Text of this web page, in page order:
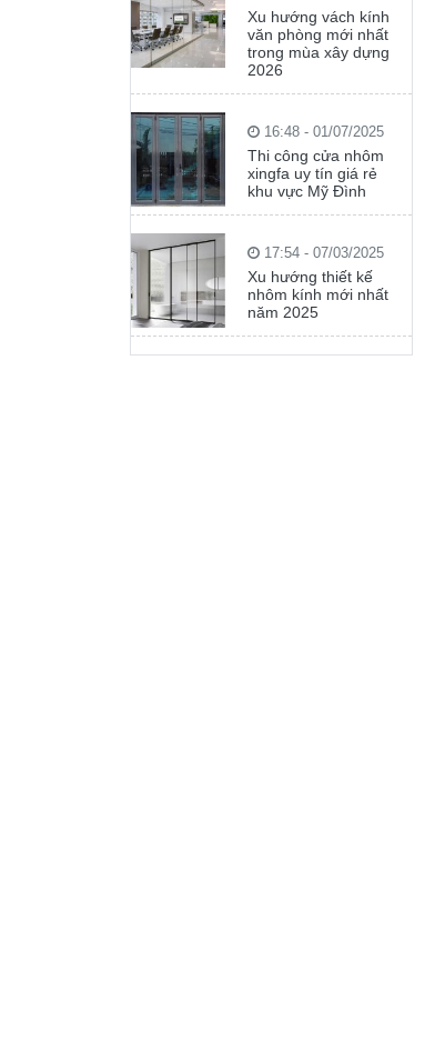
Xu hướng vách kính
văn phòng mới nhất
trong mùa xây dựng
2026
16:48 - 01/07/2025
Thi công cửa nhôm
xingfa uy tín giá rẻ
khu vực Mỹ Đình
17:54 - 07/03/2025
Xu hướng thiết kế
nhôm kính mới nhất
năm 2025